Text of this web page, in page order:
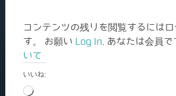
コンテンツの残りを閲覧するには
す。 お願い Log In . あなたは会員で
いて
いいね:
読